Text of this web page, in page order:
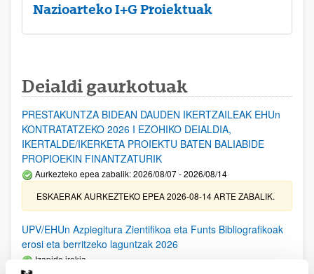
Nazioarteko I+G Proiektuak
Deialdi gaurkotuak
PRESTAKUNTZA BIDEAN DAUDEN IKERTZAILEAK EHUn
KONTRATATZEKO 2026 I EZOHIKO DEIALDIA,
IKERTALDE/IKERKETA PROIEKTU BATEN BALIABIDE
PROPIOEKIN FINANTZATURIK
Aurkezteko epea zabalik: 2026/08/07 - 2026/08/14
ESKAERAK AURKEZTEKO EPEA 2026-08-14 ARTE ZABALIK.
UPV/EHUn Azpiegitura Zientifikoa eta Funts Bibliografikoak
erosi eta berritzeko laguntzak 2026
Izapide irekia